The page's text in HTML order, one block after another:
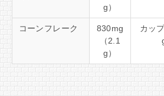
g）
コーンフレーク
830mg
（2.1
g）
カッ